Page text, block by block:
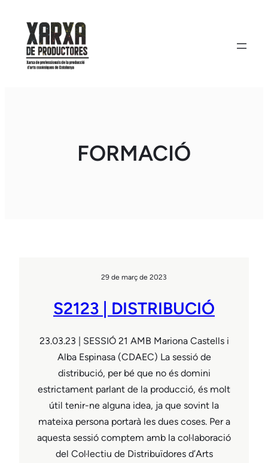
contingut
FORMACIÓ
29 de març de 2023
S2123 | DISTRIBUCIÓ
23.03.23 | SESSIÓ 21 AMB Mariona Castells i
Alba Espinasa (CDAEC) La sessió de
distribució, per bé que no és domini
estrictament parlant de la producció, és molt
útil tenir-ne alguna idea, ja que sovint la
mateixa persona portarà les dues coses. Per a
aquesta sessió comptem amb la col·laboració
del Col·lectiu de Distribuïdores d’Arts